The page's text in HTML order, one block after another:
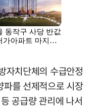
자치단체의 수급안정
를 선제적으로 시장
공급량 관리에 나서